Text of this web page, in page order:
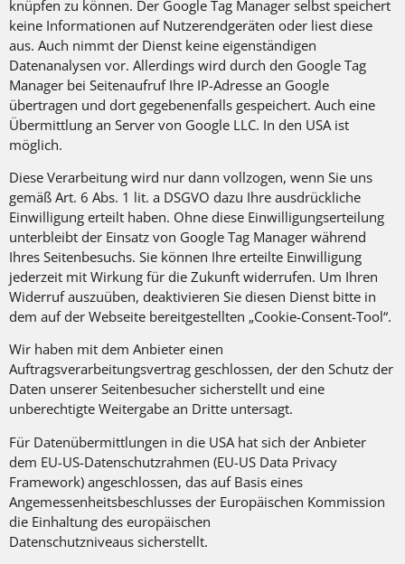
knüpfen zu können. Der Google Tag Manager selbst speichert
keine Informationen auf Nutzerendgeräten oder liest diese
aus. Auch nimmt der Dienst keine eigenständigen
Datenanalysen vor. Allerdings wird durch den Google Tag
Manager bei Seitenaufruf Ihre IP-Adresse an Google
übertragen und dort gegebenenfalls gespeichert. Auch eine
Übermittlung an Server von Google LLC. In den USA ist
möglich.
Diese Verarbeitung wird nur dann vollzogen, wenn Sie uns
gemäß Art. 6 Abs. 1 lit. a DSGVO dazu Ihre ausdrückliche
Einwilligung erteilt haben. Ohne diese Einwilligungserteilung
unterbleibt der Einsatz von Google Tag Manager während
Ihres Seitenbesuchs. Sie können Ihre erteilte Einwilligung
jederzeit mit Wirkung für die Zukunft widerrufen. Um Ihren
Widerruf auszuüben, deaktivieren Sie diesen Dienst bitte in
dem auf der Webseite bereitgestellten „Cookie-Consent-Tool“.
Wir haben mit dem Anbieter einen
Auftragsverarbeitungsvertrag geschlossen, der den Schutz der
Daten unserer Seitenbesucher sicherstellt und eine
unberechtigte Weitergabe an Dritte untersagt.
Für Datenübermittlungen in die USA hat sich der Anbieter
dem EU-US-Datenschutzrahmen (EU-US Data Privacy
Framework) angeschlossen, das auf Basis eines
Angemessenheitsbeschlusses der Europäischen Kommission
die Einhaltung des europäischen
Datenschutzniveaus sicherstellt.